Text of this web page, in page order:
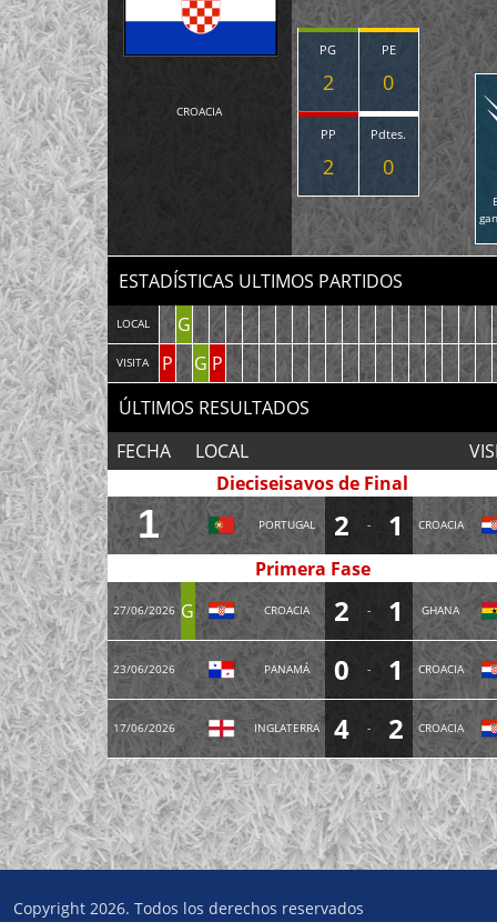
CROACIA
PG
2
PE
0
PP
2
Pdtes.
0
ESTADÍSTICAS ULTIMOS PARTIDOS
LOCAL G
VISITA P G P
ÚLTIMOS RESULTADOS
FECHA
LOCAL
Dieciseisavos de Final
1 PORTUGAL 2 - 1 CROACIA
Primera Fase
27/06/2026 G CROACIA 2 - 1 GHANA
23/06/2026 PANAMÁ 0 - 1 CROACIA
17/06/2026 INGLATERRA 4 - 2 CROACIA
Copyright 2026. Todos los derechos reservados